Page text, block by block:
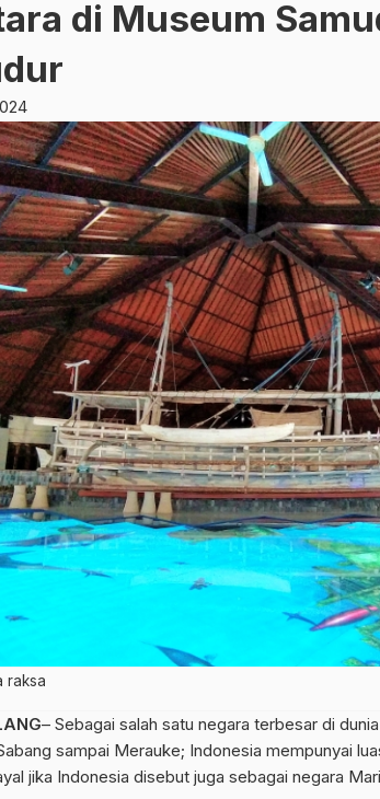
di Museum
raksa
– Sebagai salah satu negara terbesar di
sampai Merauke; Indonesia mempunyai
jika Indonesia disebut juga sebagai negara